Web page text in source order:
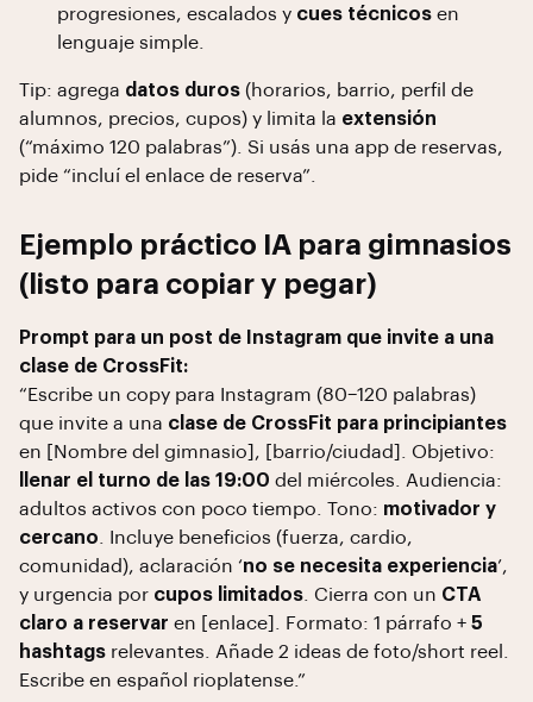
progresiones, escalados y cues técnicos en
lenguaje simple.
Tip: agrega datos duros (horarios, barrio, perfil de
alumnos, precios, cupos) y limita la extensión
(“máximo 120 palabras”). Si usás una app de reservas,
pide “incluí el enlace de reserva”.
Ejemplo práctico IA para gimnasios
(listo para copiar y pegar)
Prompt para un post de Instagram que invite a una
clase de CrossFit:
“Escribe un copy para Instagram (80–120 palabras)
que invite a una clase de CrossFit para principiantes
en [Nombre del gimnasio], [barrio/ciudad]. Objetivo:
llenar el turno de las 19:00 del miércoles. Audiencia:
adultos activos con poco tiempo. Tono: motivador y
cercano . Incluye beneficios (fuerza, cardio,
comunidad), aclaración ‘no se necesita experiencia’,
y urgencia por cupos limitados . Cierra con un CTA
claro a reservar en [enlace]. Formato: 1 párrafo + 5
hashtags relevantes. Añade 2 ideas de foto/short reel.
Escribe en español rioplatense.”